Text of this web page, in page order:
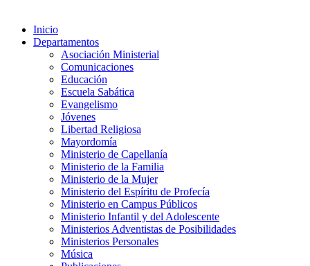
Inicio
Departamentos
Asociación Ministerial
Comunicaciones
Educación
Escuela Sabática
Evangelismo
Jóvenes
Libertad Religiosa
Mayordomía
Ministerio de Capellanía
Ministerio de la Familia
Ministerio de la Mujer
Ministerio del Espíritu de Profecía
Ministerio en Campus Públicos
Ministerio Infantil y del Adolescente
Ministerios Adventistas de Posibilidades
Ministerios Personales
Música